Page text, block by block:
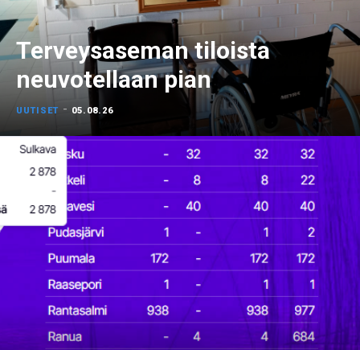
Terveysaseman tiloista
neuvotellaan pian
UUTISET - 05.08.26